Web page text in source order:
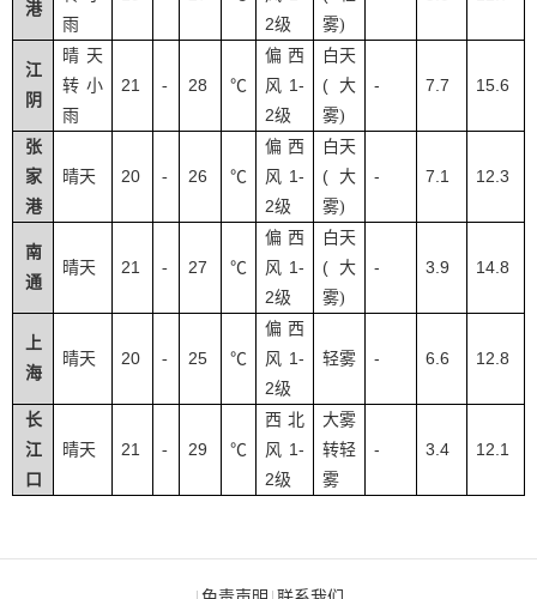
港
雨
2级
雾)
江
阴
晴天
转小
雨
21 - 28 ℃
偏西
风 1-
2级
白天
( 大
雾)
- 7.7 15.6
张
家
港
晴天 20 - 26 ℃
偏西
风 1-
2级
白天
( 大
雾)
- 7.1 12.3
南
通
晴天 21 - 27 ℃
偏西
风 1-
2级
白天
( 大
雾)
- 3.9 14.8
上
海
晴天 20 - 25 ℃
偏西
风 1-
2级
轻雾 - 6.6 12.8
长
江
口
晴天 21 - 29 ℃
西北
风 1-
2级
大雾
转轻
雾
- 3.4 12.1